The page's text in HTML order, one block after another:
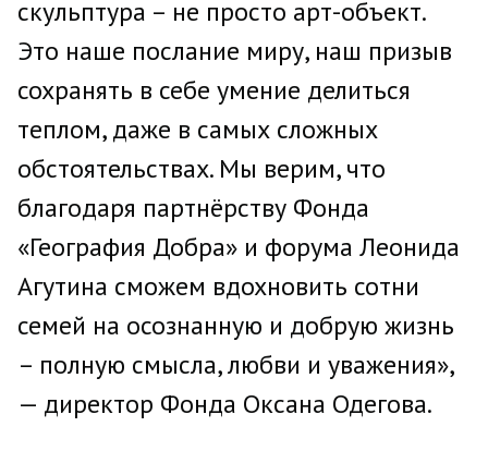
скульптура – не просто арт-объект.
Это наше послание миру, наш призыв
сохранять в себе умение делиться
теплом, даже в самых сложных
обстоятельствах. Мы верим, что
благодаря партнёрству Фонда
«География Добра» и форума Леонида
Агутина сможем вдохновить сотни
семей на осознанную и добрую жизнь
– полную смысла, любви и уважения»,
— директор Фонда Оксана Одегова.